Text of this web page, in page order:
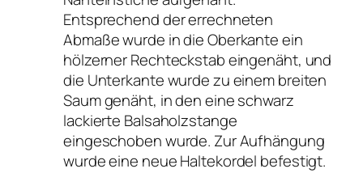
Entsprechend der errechneten
Abmaße wurde in die Oberkante ein
hölzerner Rechteckstab eingenäht, und
die Unterkante wurde zu einem breiten
Saum genäht, in den eine schwarz
lackierte Balsaholzstange
eingeschoben wurde. Zur Aufhängung
wurde eine neue Haltekordel befestigt.